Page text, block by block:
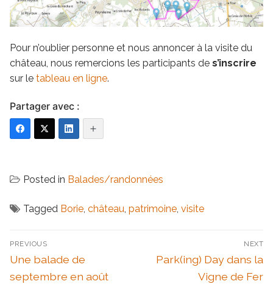
Pour n’oublier personne et nous annoncer à la visite du
château, nous remercions les participants de s’inscrire
sur le tableau en ligne.
Partager avec :
Posted in Balades/randonnées
Tagged Borie château patrimoine visite
Navigation
de
l’article
PREVIOUS
Previous
post:
Une balade de
septembre en août
NEXT
Next
Park(ing) Day dans la
Vigne de Fer